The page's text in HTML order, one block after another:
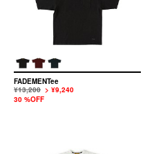
FADEMENTee
¥13,200 > ¥9,240
30 %OFF